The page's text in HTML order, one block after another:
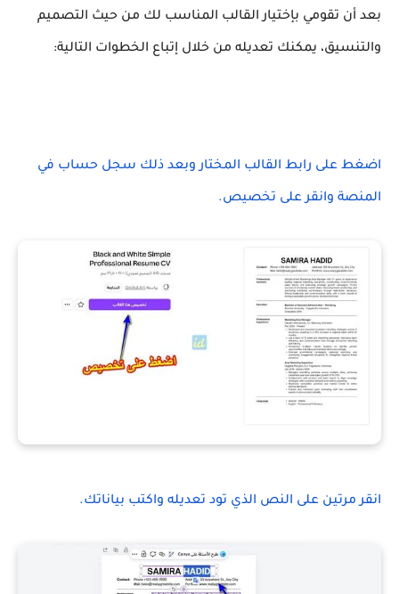
بعد أن تقومي بإختيار القالب المناسب لك من حيث التصميم
والتنسيق، يمكنك تعديله من خلال إتباع الخطوات التالية:
اضغط على رابط القالب المختار وبعد ذلك سجل حساب في
المنصة وانقر على تخصيص.
انقر مرتين على النص الذي تود تعديله واكتب بياناتك.